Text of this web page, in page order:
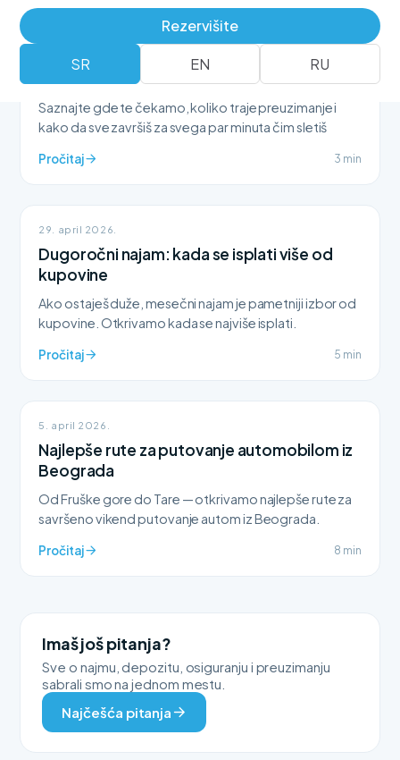
Rezervišite
SR EN RU
Sve o preuzimanju vozila na aerodromu
Saznajte gde te čekamo, koliko traje preuzimanje i
kako da sve završiš za svega par minuta čim sletiš
Pročitaj 3 min
29. april 2026.
Dugoročni najam: kada se isplati više od
kupovine
Ako ostaješ duže, mesečni najam je pametniji izbor od
kupovine. Otkrivamo kada se najviše isplati.
Pročitaj 5 min
5. april 2026.
Najlepše rute za putovanje automobilom iz
Beograda
Od Fruške gore do Tare — otkrivamo najlepše rute za
savršeno vikend putovanje autom iz Beograda.
Pročitaj 8 min
Imaš još pitanja?
Sve o najmu, depozitu, osiguranju i preuzimanju
sabrali smo na jednom mestu.
Najčešća pitanja